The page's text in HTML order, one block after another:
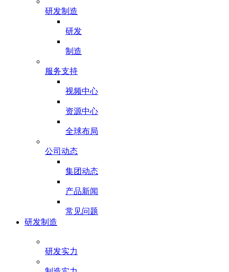
研发制造
研发
制造
服务支持
视频中心
资源中心
全球布局
公司动态
集团动态
产品新闻
常见问题
研发制造
研发实力